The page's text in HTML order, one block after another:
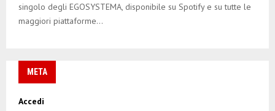
singolo degli EGOSYSTEMA, disponibile su Spotify e su tutte le
maggiori piattaforme...
META
Accedi